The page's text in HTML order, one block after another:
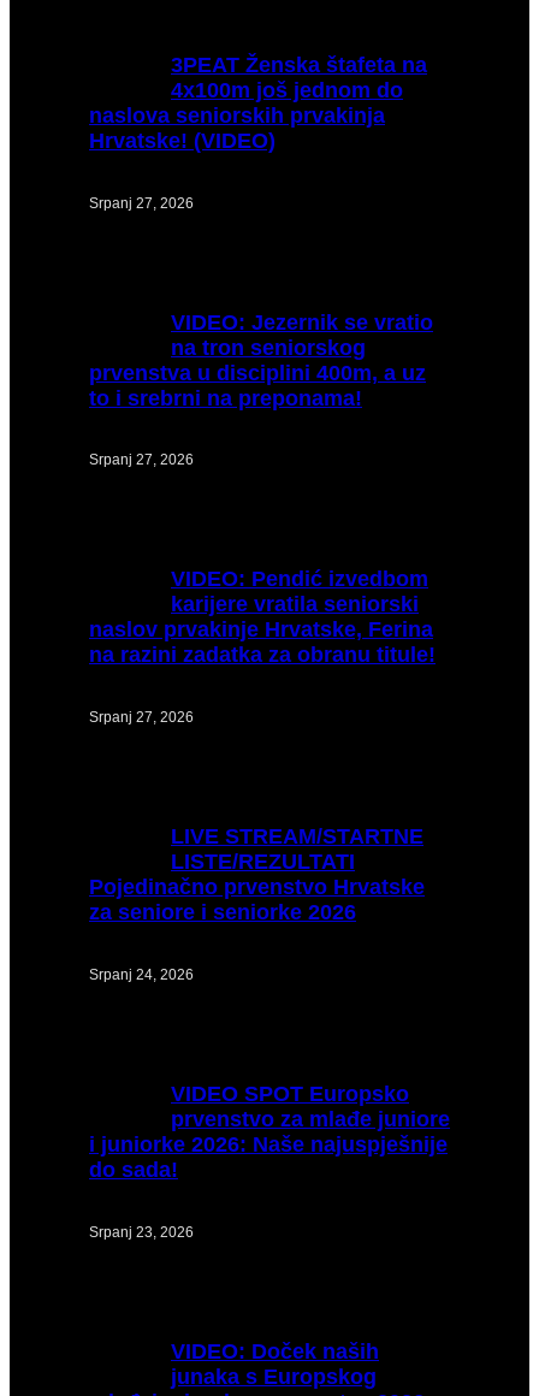
3PEAT Ženska štafeta na
4x100m još jednom do
naslova seniorskih prvakinja
Hrvatske! (VIDEO)
Srpanj 27, 2026
VIDEO: Jezernik se vratio
na tron seniorskog
prvenstva u disciplini 400m, a uz
to i srebrni na preponama!
Srpanj 27, 2026
VIDEO: Pendić izvedbom
karijere vratila seniorski
naslov prvakinje Hrvatske, Ferina
na razini zadatka za obranu titule!
Srpanj 27, 2026
LIVE STREAM/STARTNE
LISTE/REZULTATI
Pojedinačno prvenstvo Hrvatske
za seniore i seniorke 2026
Srpanj 24, 2026
VIDEO SPOT Europsko
prvenstvo za mlađe juniore
i juniorke 2026: Naše najuspješnije
do sada!
Srpanj 23, 2026
VIDEO: Doček naših
junaka s Europskog